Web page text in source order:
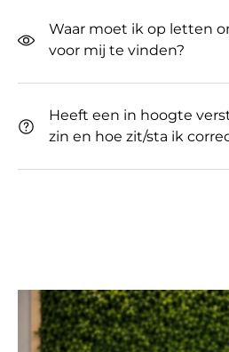
Waar moet ik op letten
voor mij te vinden?
Heeft een in hoogte
zin ​​en hoe zit/sta ik